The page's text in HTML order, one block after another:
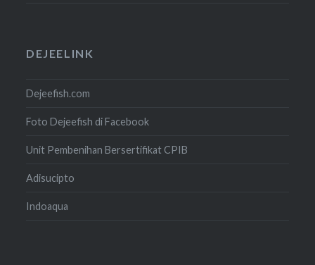
DEJEELINK
Dejeefish.com
Foto Dejeefish di Facebook
Unit Pembenihan Bersertifikat CPIB
Adisucipto
Indoaqua